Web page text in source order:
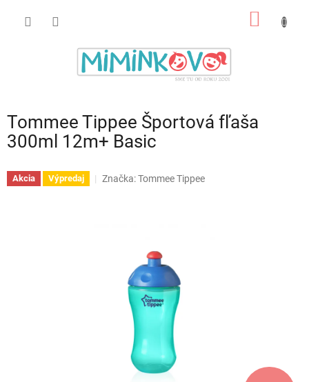
Tommee Tippee Športová fľaša
300ml 12m+ Basic
Akcia Výpredaj Značka:Tommee Tippee